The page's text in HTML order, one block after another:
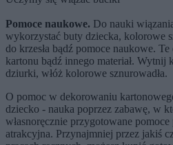
Pomoce naukowe. Do nauki
wykorzystać buty dziecka, kolorowe
do krzesła bądź pomoce naukowe.
kartonu bądź innego materiał. Wytnij
dziurki, włóż kolorowe sznurowadła.
O pomoc w dekorowaniu
dziecko - nauka poprzez zabawę, w
własnoręcznie przygotowane
atrakcyjna. Przynajmniej przez jakiś